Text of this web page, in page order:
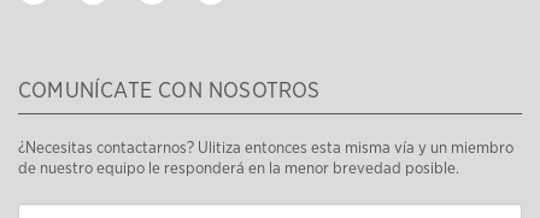
COMUNÍCATE CON NOSOTROS
¿Necesitas contactarnos? Ulitiza entonces esta misma vía y un miembro
de nuestro equipo le responderá en la menor brevedad posible.